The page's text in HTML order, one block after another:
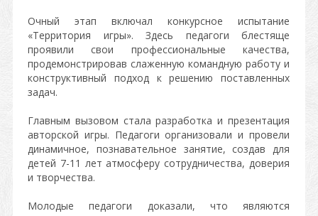
Очный этап включал конкурсное испытание
«Территория игры». Здесь педагоги блестяще
проявили свои профессиональные качества,
продемонстрировав слаженную командную работу и
конструктивный подход к решению поставленных
задач.
Главным вызовом стала разработка и презентация
авторской игры. Педагоги организовали и провели
динамичное, познавательное занятие, создав для
детей 7-11 лет атмосферу сотрудничества, доверия
и творчества.
Молодые педагоги доказали, что являются